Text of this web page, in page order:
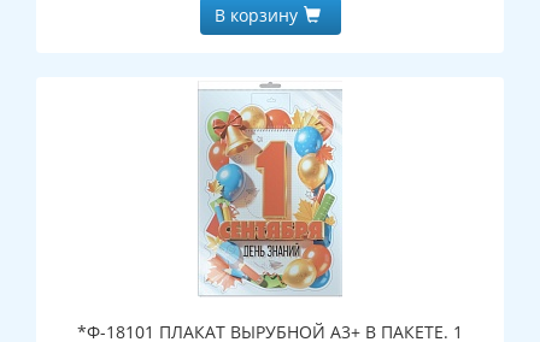
В корзину
*Ф-18101 ПЛАКАТ ВЫРУБНОЙ А3+ В ПАКЕТЕ. 1